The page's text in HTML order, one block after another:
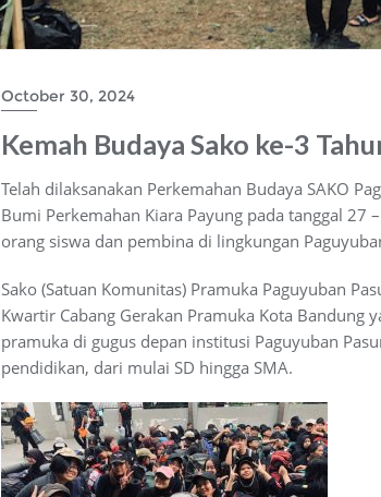
October 30, 2024
Kemah Budaya Sako ke-3
Telah dilaksanakan Perkemahan Budaya SAKO
Bumi Perkemahan Kiara Payung pada tanggal
orang siswa dan pembina di lingkungan
Sako (Satuan Komunitas) Pramuka Paguyuban
Kwartir Cabang Gerakan Pramuka Kota Bandung
pramuka di gugus depan institusi Paguyuban
pendidikan, dari mulai SD hingga SMA.